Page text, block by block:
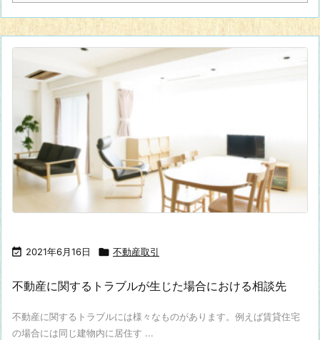
 2021年6月16日  不動産取引
不動産に関するトラブルが生じた場合における相談先
不動産に関するトラブルには様々なものがあります。例えば賃貸住宅
の場合には同じ建物内に居住す ...